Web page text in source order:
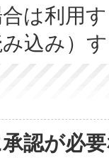
は利用
込み）
認が必